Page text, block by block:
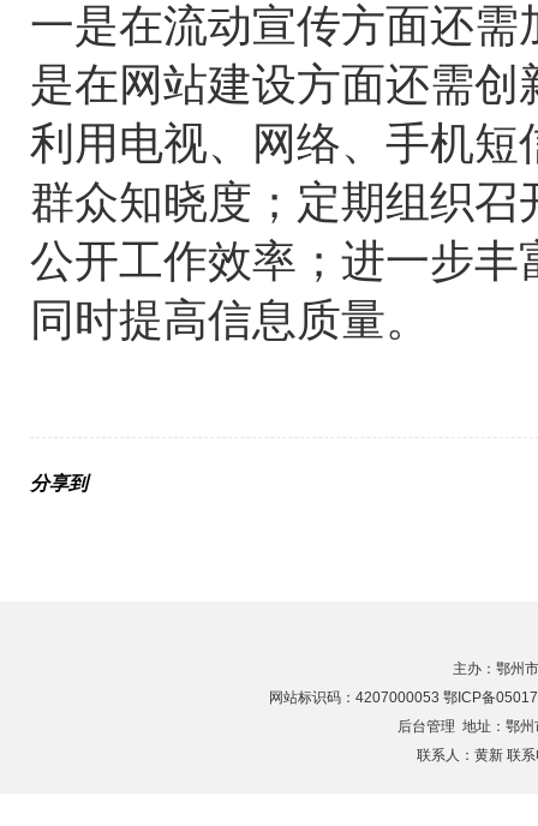
一是在流动宣传方面还
是在网站建设方面还需
利用电视、网络、手机
群众知晓度；定期组织
公开工作效率；进一步
同时提高信息质量。
分享到
主办：鄂州
网站标识码：4207000053 鄂ICP备
后台管理 地址：鄂
联系人：黄新 联